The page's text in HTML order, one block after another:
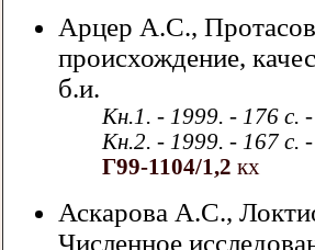
Арцер А.С.,
происхождение,
б.и.
Кн.1. - 1999. - 176 с.
Кн.2. - 1999. - 167 с.
Г99-1104/1,2 кх
Аскарова А.С.,
Численное